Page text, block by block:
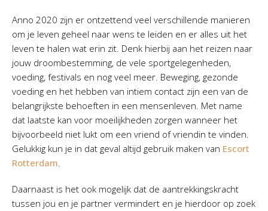
Anno 2020 zijn er ontzettend veel verschillende manieren
om je leven geheel naar wens te leiden en er alles uit het
leven te halen wat erin zit. Denk hierbij aan het reizen naar
jouw droombestemming, de vele sportgelegenheden,
voeding, festivals en nog veel meer. Beweging, gezonde
voeding en het hebben van intiem contact zijn een van de
belangrijkste behoeften in een mensenleven. Met name
dat laatste kan voor moeilijkheden zorgen wanneer het
bijvoorbeeld niet lukt om een vriend of vriendin te vinden.
Gelukkig kun je in dat geval altijd gebruik maken van Escort
Rotterdam.
Daarnaast is het ook mogelijk dat de aantrekkingskracht
tussen jou en je partner vermindert en je hierdoor op zoek